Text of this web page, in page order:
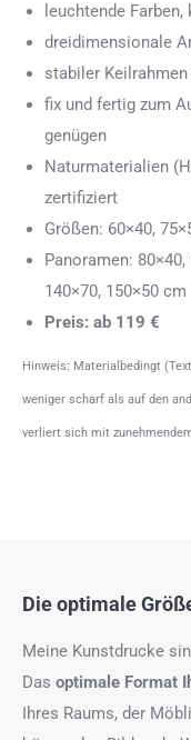
leuchtende
dreidimensionale
stabiler
fix und fertig zum
genügen
Naturmaterialien
zertifiziert
Größen: 60×40,
Panoramen:
140×70, 150×50 cm
Preis: ab 119 €
Hinweis: Materialbedingt
weniger scharf als auf den
verliert sich mit
Die optimale
Meine Kunstdrucke
Das optimale Format
Ihres Raums, der